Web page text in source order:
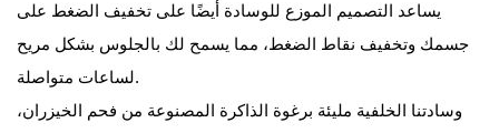
يساعد التصميم الموزع للوسادة أيضًا على تخفيف الضغط على
جسمك وتخفيف نقاط الضغط، مما يسمح لك بالجلوس بشكل مريح
لساعات متواصلة.
وسادتنا الخلفية مليئة برغوة الذاكرة المصنوعة من فحم الخيزران،